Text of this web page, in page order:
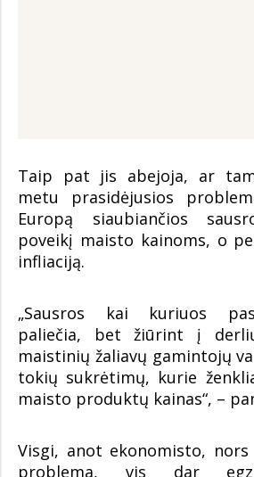
Taip pat jis abejoja, ar
metu prasidėjusios
Europą siaubiančios
poveikį maisto kainoms, o
infliaciją.
„Sausros kai kuriuos
paliečia, bet žiūrint į
maistinių žaliavų gamintojų
tokių sukrėtimų, kurie
maisto produktų kainas“, –
Visgi, anot ekonomisto,
problema, vis dar